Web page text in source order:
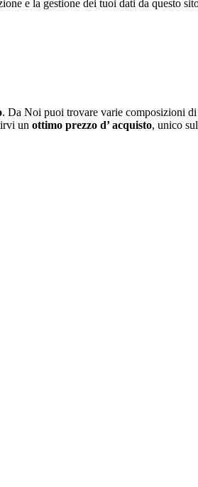
e la gestione dei tuoi dati da questo
. Da Noi puoi trovare varie composizioni
un ottimo prezzo d’ acquisto, unico